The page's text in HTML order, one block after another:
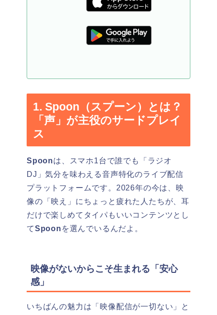
1. Spoon（スプーン）とは？
「声」が主役のサードプレイ
ス
Spoonは、スマホ1台で誰でも「ラジオ
DJ」気分を味わえる音声特化のライブ配信
プラットフォームです。2026年の今は、映
像の「映え」にちょっと疲れた人たちが、耳
だけで楽しめてタイパもいいコンテンツとし
てSpoon を選んでいるんだよ。
映像がないからこそ生まれる「安心
感」
いちばんの魅力は「映像配信が一切ない」と